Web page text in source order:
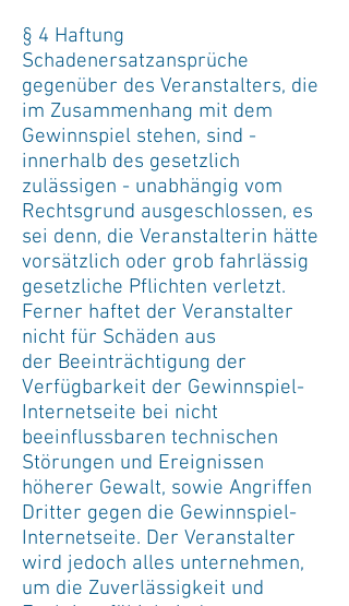
§ 4 Haftung
Schadenersatzansprüche
gegenüber des Veranstalters, die
im Zusammenhang mit dem
Gewinnspiel stehen, sind -
innerhalb des gesetzlich
zulässigen - unabhängig vom
Rechtsgrund ausgeschlossen, es
sei denn, die Veranstalterin hätte
vorsätzlich oder grob fahrlässig
gesetzliche Pflichten verletzt.
Ferner haftet der Veranstalter
nicht für Schäden aus
der Beeinträchtigung der
Verfügbarkeit der Gewinnspiel-
Internetseite bei nicht
beeinflussbaren technischen
Störungen und Ereignissen
höherer Gewalt, sowie Angriffen
Dritter gegen die Gewinnspiel-
Internetseite. Der Veranstalter
wird jedoch alles unternehmen,
um die Zuverlässigkeit und